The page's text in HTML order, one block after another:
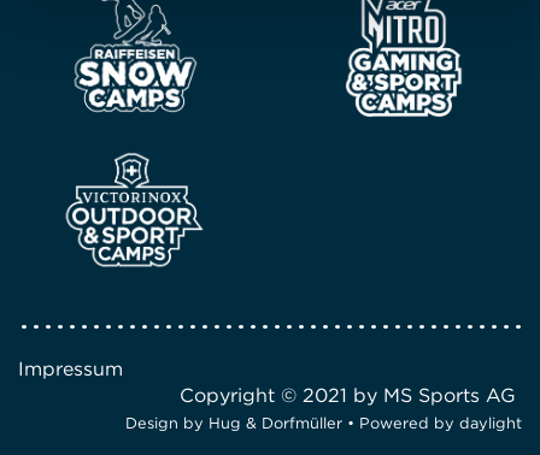
Impressum
Copyright © 2021 by MS Sports AG
Design by Hug & Dorfmüller • Powered by daylight